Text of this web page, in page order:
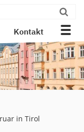
Kontakt
in Tirol